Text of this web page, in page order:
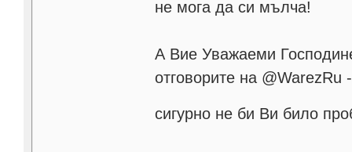
не мога да си мълча!
А Вие Уважаеми
отговорите на
сигурно не би Ви било